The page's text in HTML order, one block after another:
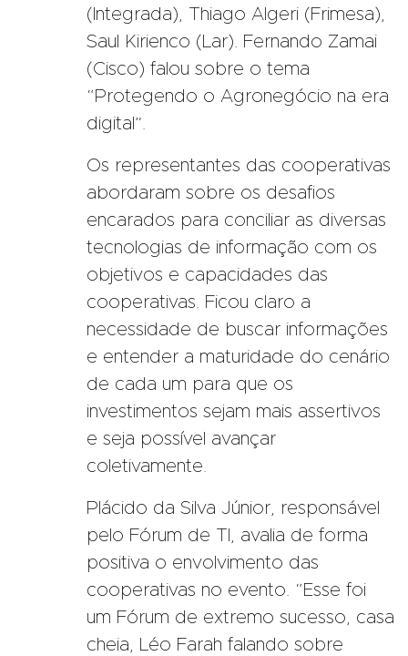
(Integrada), Thiago Algeri (Frimesa),
Saul Kirienco (Lar). Fernando Zamai
(Cisco) falou sobre o tema
“Protegendo o Agronegócio na era
digital”.
Os representantes das cooperativas
abordaram sobre os desafios
encarados para conciliar as diversas
tecnologias de informação com os
objetivos e capacidades das
cooperativas. Ficou claro a
necessidade de buscar informações
e entender a maturidade do cenário
de cada um para que os
investimentos sejam mais assertivos
e seja possível avançar
coletivamente.
Plácido da Silva Júnior, responsável
pelo Fórum de TI, avalia de forma
positiva o envolvimento das
cooperativas no evento. “Esse foi
um Fórum de extremo sucesso, casa
cheia, Léo Farah falando sobre